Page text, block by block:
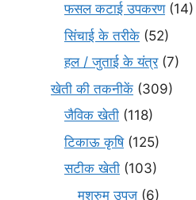
फसल कटाई उपकरण(14)
सिंचाई के तरीके (52)
हल / जुताई के यंत्र(7)
खेती की तकनीकें (309)
जैविक खेती (118)
टिकाऊ कृषि(125)
सटीक खेती (103)
मशरुम उपज (6)